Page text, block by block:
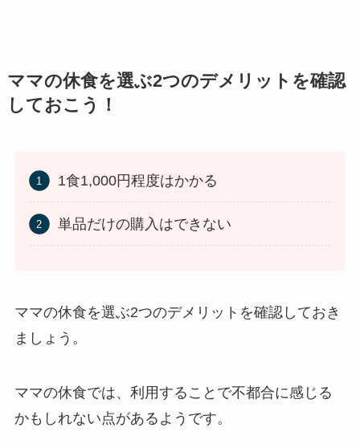
ママの休食を選ぶ2つのデメリットを確認
しておこう！
1食1,000円程度はかかる
単品だけの購入はできない
ママの休食を選ぶ2つのデメリットを確認しておき
ましょう。
ママの休食では、利用することで不都合に感じる
かもしれない点があるようです。